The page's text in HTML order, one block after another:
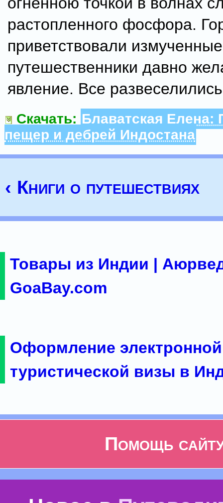
растопленного фосфора.
приветствовали измученные
путешественники давно
явление. Все
Скачать: Блаватская Елена:
пещер и дебрей Индостана
‹ Книги о путешествиях
Товары из Индии |
GoaBay.com
Оформление электронной
туристической визы в
Помощь